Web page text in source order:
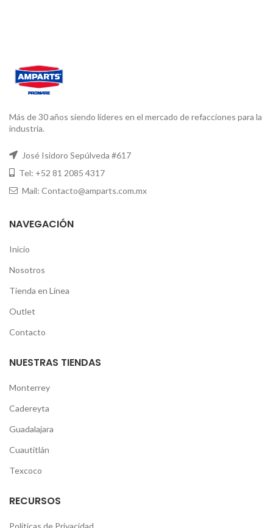
Más de 30 años siendo líderes en el mercado de refacciones para la
industria.
José Isidoro Sepúlveda #617
Tel: +52 81 2085 4317
Mail: Contacto@amparts.com.mx
NAVEGACIÓN
Inicio
Nosotros
Tienda en Línea
Outlet
Contacto
NUESTRAS TIENDAS
Monterrey
Cadereyta
Guadalajara
Cuautitlán
Texcoco
RECURSOS
Políticas de Privacidad